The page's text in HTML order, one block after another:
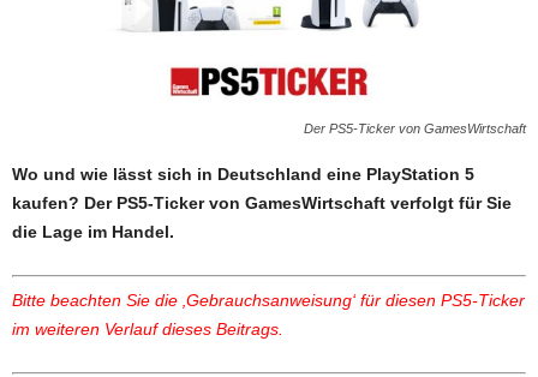
Der PS5-Ticker von GamesWirtschaft
Wo und wie lässt sich in Deutschland eine PlayStation 5
kaufen? Der PS5-Ticker von GamesWirtschaft verfolgt für Sie
die Lage im Handel.
Bitte beachten Sie die ‚Gebrauchsanweisung‘ für diesen PS5-Ticker
im weiteren Verlauf dieses Beitrags.